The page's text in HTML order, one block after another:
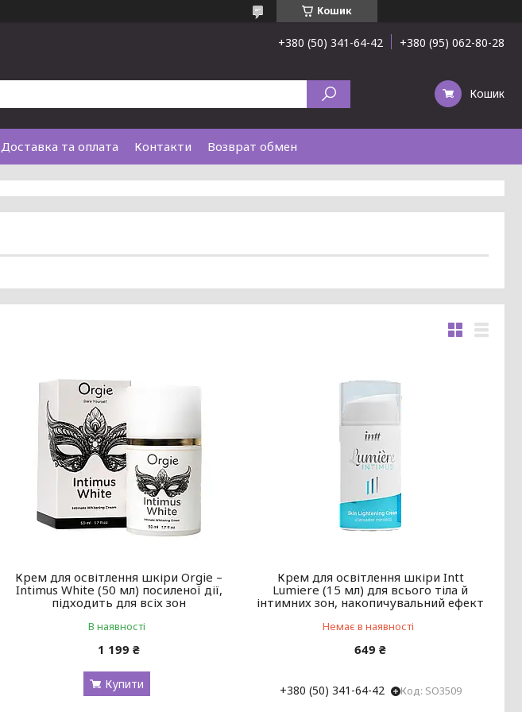
Кошик
+380 (50) 341-64-42 +380 (95) 062-80-28
Кошик
Доставка та оплата Контакти Возврат обмен
Крем для освітлення шкіри Orgie –
Intimus White (50 мл) посиленої дії,
підходить для всіх зон
В наявності
1 199 ₴
Купити
Крем для освітлення шкіри Intt
Lumiere (15 мл) для всього тіла й
інтимних зон, накопичувальний ефект
Немає в наявності
649 ₴
+380 (50) 341-64-42 SO3509